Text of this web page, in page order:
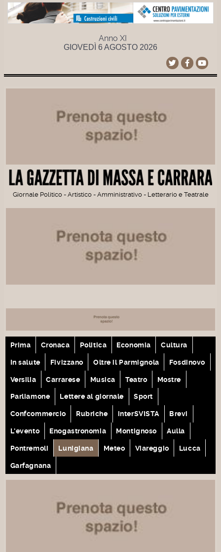
Anno XI
GIOVEDÌ 6 AGOSTO 2026
Giornale Politico - Artistico - Amministrativo - Letterario e Teatrale
Prima Cronaca Politica Economia Cultura
In salute Fivizzano Oltre il Parmignola Fosdinovo
Versilia Carrarese Musica Teatro Mostre
Parliamone Lettere al giornale Sport
Confcommercio Rubriche interSVISTA Brevi
L'evento Enogastronomia Montignoso Aulla
Pontremoli Lunigiana Meteo Viareggio Lucca
Garfagnana